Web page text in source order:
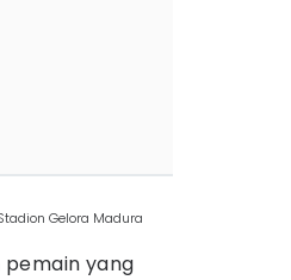
Gelora Madura
yang